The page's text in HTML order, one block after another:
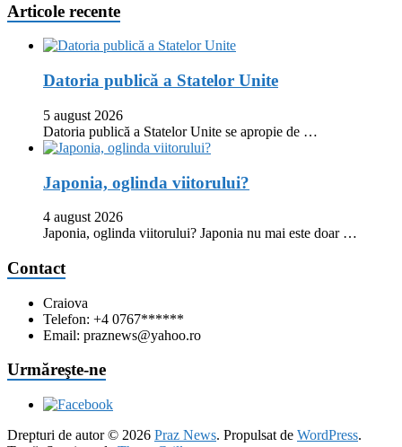
Articole recente
Datoria publică a Statelor Unite
5 august 2026
Datoria publică a Statelor Unite se apropie de …
Japonia, oglinda viitorului?
4 august 2026
Japonia, oglinda viitorului? Japonia nu mai este doar …
Contact
Craiova
Telefon: +4 0767******
Email: praznews@yahoo.ro
Urmăreşte-ne
Drepturi de autor © 2026 Praz News. Propulsat de WordPress.